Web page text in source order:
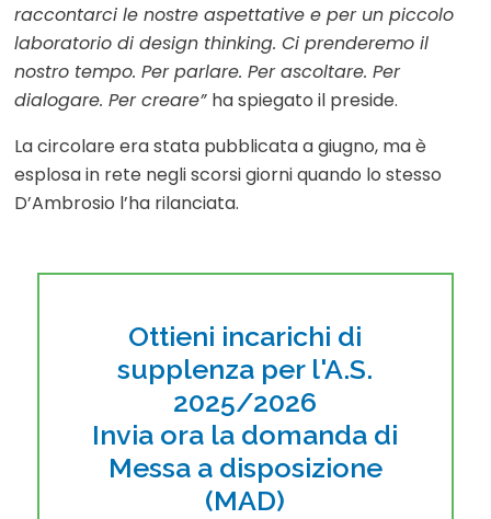
raccontarci le nostre aspettative e per un piccolo
laboratorio di design thinking. Ci prenderemo il
nostro tempo. Per parlare. Per ascoltare. Per
dialogare. Per creare” ha spiegato il preside.
La circolare era stata pubblicata a giugno, ma è
esplosa in rete negli scorsi giorni quando lo stesso
D’Ambrosio l’ha rilanciata.
Ottieni incarichi di
supplenza per l'A.S.
2025/2026
Invia ora la domanda di
Messa a disposizione
(MAD)